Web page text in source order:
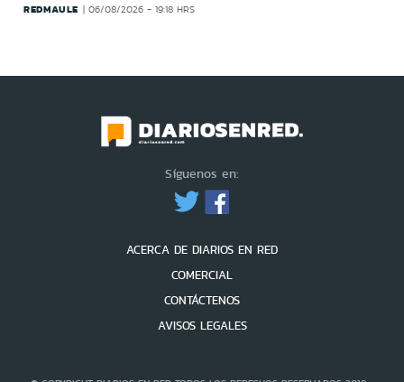
REDMAULE 06/08/2026 - 19:18 HRS
Síguenos en:
ACERCA DE DIARIOS EN RED
COMERCIAL
CONTÁCTENOS
AVISOS LEGALES